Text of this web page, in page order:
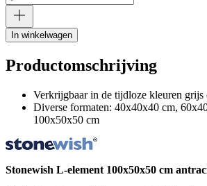
In winkelwagen
Productomschrijving
Verkrijgbaar in de tijdloze kleuren grijs
Diverse formaten: 40x40x40 cm,
100x50x50 cm
Stonewish L-element 100x50x50 cm